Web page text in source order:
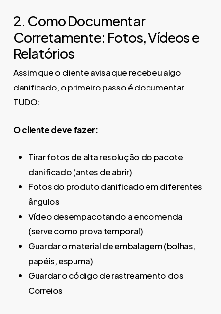
2. Como Documentar
Corretamente: Fotos, Vídeos e
Relatórios
Assim que o cliente avisa que recebeu algo
danificado, o primeiro passo é documentar
TUDO:
O cliente deve fazer:
Tirar fotos de alta resolução do pacote
danificado (antes de abrir)
Fotos do produto danificado em diferentes
ângulos
Vídeo desempacotando a encomenda
(serve como prova temporal)
Guardar o material de embalagem (bolhas,
papéis, espuma)
Guardar o código de rastreamento dos
Correios